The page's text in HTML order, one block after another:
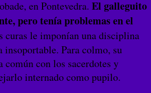
en Pontevedra. El galleguito
pero tenía problemas en el
curas le imponían una disciplina
insoportable. Para colmo, su
común con los sacerdotes y
internado como pupilo.